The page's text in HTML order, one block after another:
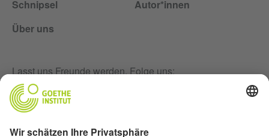
Schnipsel
Autor*innen
Über uns
Lasst uns Freunde werden. Folge uns: